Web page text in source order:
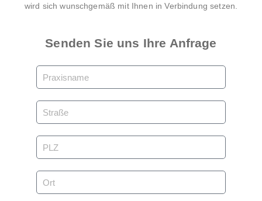
wird sich wunschgemäß mit Ihnen in Verbindung setzen.
Senden Sie uns Ihre Anfrage